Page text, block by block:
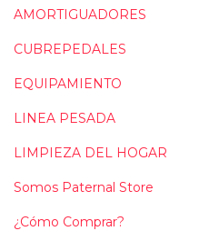
AMORTIGUADORES
CUBREPEDALES
EQUIPAMIENTO
LINEA PESADA
LIMPIEZA DEL HOGAR
Somos Paternal Store
¿Cómo Comprar?